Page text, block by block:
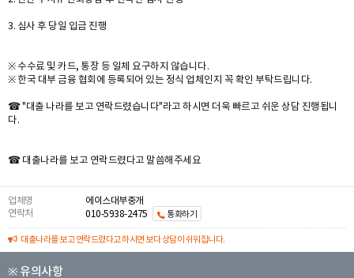
3. 심사 후 당일 입금 진행
※ 수수료 및 카드, 통장 등 일체 요구하지 않습니다.
※ 한국 대부 금융 협회에 등록되어 있는 정식 업체인지 꼭 확인 부탁드립니다.
☎ "대출 나라를 보고 연락드렸습니다"라고 하시면 더욱 빠르고 쉬운 상담 진행됩니
다.
☎ 대출나라를 보고 연락드렸다고 말씀해주세요
업체명
에이스대부중개
연락처
010-5938-2475 통화하기
대출나라를 보고 연락드렸다고 하시면 보다 상담이 쉬워집니다.
※ 유의사항